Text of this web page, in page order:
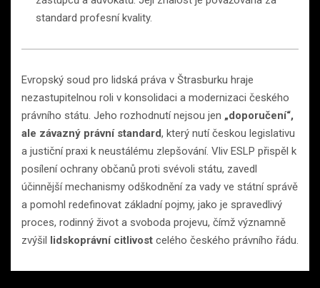
standard profesní kvality.
Evropský soud pro lidská práva v Štrasburku hraje
nezastupitelnou roli v konsolidaci a modernizaci českého
právního státu. Jeho rozhodnutí nejsou jen „doporučení“,
ale závazný právní standard, který nutí českou legislativu
a justiční praxi k neustálému zlepšování. Vliv ESLP přispěl k
posílení ochrany občanů proti svévoli státu, zavedl
účinnější mechanismy odškodnění za vady ve státní správě
a pomohl redefinovat základní pojmy, jako je spravedlivý
proces, rodinný život a svoboda projevu, čímž významně
zvýšil lidskoprávní citlivost celého českého právního řádu.